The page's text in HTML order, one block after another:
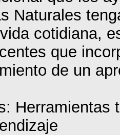
Naturales
cotidiana,
que
de un
Herramientas